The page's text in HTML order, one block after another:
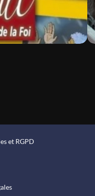
et RGPD